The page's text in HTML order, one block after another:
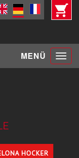
MENÜ Toggle
HOCKER